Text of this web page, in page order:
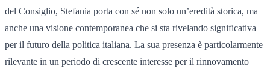
del Consiglio, Stefania porta con sé non solo un’eredità storica, ma
anche una visione contemporanea che si sta rivelando significativa
per il futuro della politica italiana. La sua presenza è particolarmente
rilevante in un periodo di crescente interesse per il rinnovamento